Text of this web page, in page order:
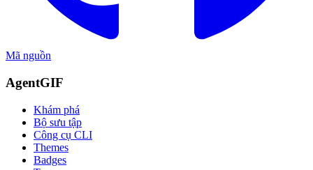
Mã nguồn
AgentGIF
Khám phá
Bộ sưu tập
Công cụ CLI
Themes
Badges